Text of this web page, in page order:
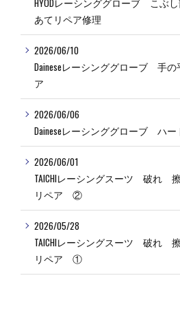
HYODレーシンググローブ こ
あてリペア修理
2026/06/10
Daineseレーシンググローブ
ア
2026/06/06
Daineseレーシンググローブ ハ
2026/06/01
TAICHIレーシングスーツ 破
リペア ②
2026/05/28
TAICHIレーシングスーツ 破
リペア ①